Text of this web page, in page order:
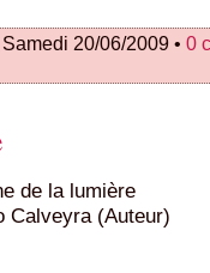
Samedi 20/06/2009 • 0
de la lumière
Calveyra (Auteur)